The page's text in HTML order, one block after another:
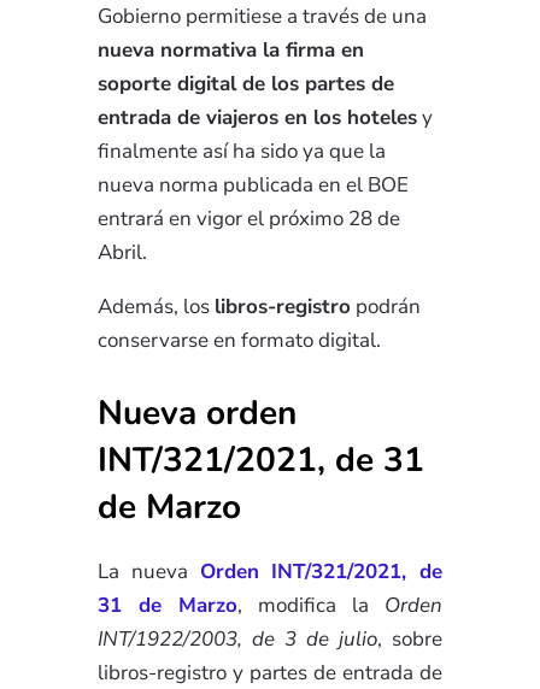
Gobierno permitiese a través de una
nueva normativa la firma en
soporte digital de los partes de
entrada de viajeros en los hotelesy
finalmente así ha sido ya que la
nueva norma publicada en el BOE
entrará en vigor el próximo 28 de
Abril.
Además, los libros-registro podrán
conservarse en formato digital.
Nueva orden
INT/321/2021, de 31
de Marzo
La nueva Orden INT/321/2021, de
31 de Marzo, modifica la Orden
INT/1922/2003, de 3 de julio, sobre
libros-registro y partes de entrada de